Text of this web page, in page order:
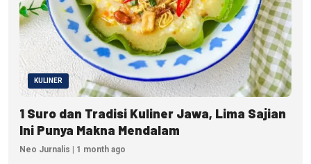
KULINER
1 Suro dan Tradisi Kuliner Jawa, Lima Sajian
Ini Punya Makna Mendalam
Neo Jurnalis | 1 month ago